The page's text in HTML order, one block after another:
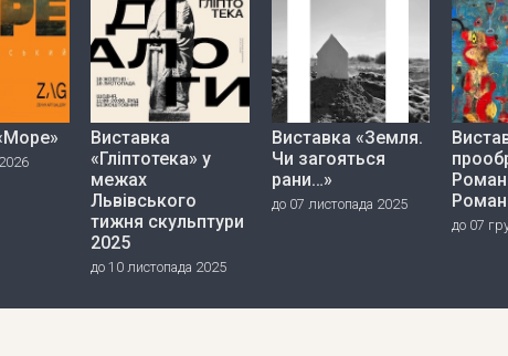
Виставка
«Гліптотека» у
межах
Львівського
тижня скульптури
2025
до 10 листопада 2025
Виставка «Земля.
Чи загояться
рани…»
до 07 листопада 2025
до 07